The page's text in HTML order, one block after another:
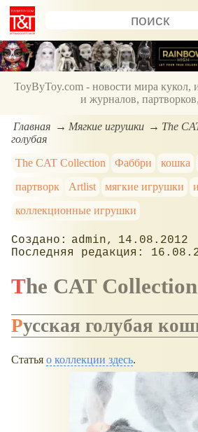
ToyByToy.com - новости мира кукол,
и журналов,
Главная Мягкие игрушки
The
голубая
The CAT Сollection
Фаббри кошка
партворк
Artlist мягкие игрушки
коллекционные игрушки
admin
14.08.2012
The CAT
Русская голубая
Статья о коллекции здесь.